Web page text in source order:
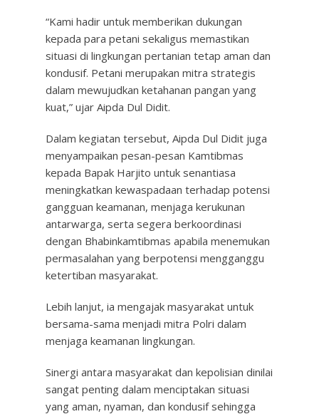
“Kami hadir untuk memberikan dukungan
kepada para petani sekaligus memastikan
situasi di lingkungan pertanian tetap aman dan
kondusif. Petani merupakan mitra strategis
dalam mewujudkan ketahanan pangan yang
kuat,” ujar Aipda Dul Didit.
Dalam kegiatan tersebut, Aipda Dul Didit juga
menyampaikan pesan-pesan Kamtibmas
kepada Bapak Harjito untuk senantiasa
meningkatkan kewaspadaan terhadap potensi
gangguan keamanan, menjaga kerukunan
antarwarga, serta segera berkoordinasi
dengan Bhabinkamtibmas apabila menemukan
permasalahan yang berpotensi mengganggu
ketertiban masyarakat.
Lebih lanjut, ia mengajak masyarakat untuk
bersama-sama menjadi mitra Polri dalam
menjaga keamanan lingkungan.
Sinergi antara masyarakat dan kepolisian dinilai
sangat penting dalam menciptakan situasi
yang aman, nyaman, dan kondusif sehingga